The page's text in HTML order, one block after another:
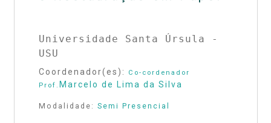
Universidade Santa Úrsula -
USU
Coordenador(es):
Co-cordenador
Prof. Marcelo de Lima da Silva
Modalidade: Semi Presencial